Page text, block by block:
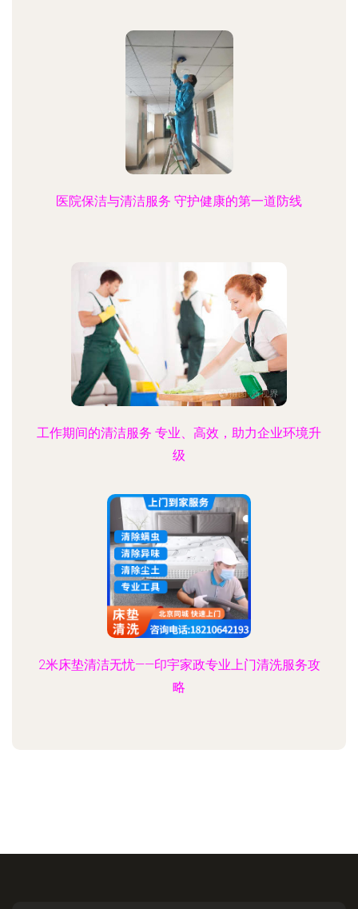
医院保洁与清洁服务 守护健康的第一道防线
工作期间的清洁服务 专业、高效，助力企业环境升
级
2米床垫清洁无忧——印宇家政专业上门清洗服务攻
略